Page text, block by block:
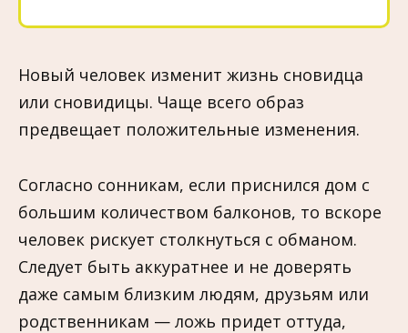
Новый человек изменит жизнь сновидца
или сновидицы. Чаще всего образ
предвещает положительные изменения.
Согласно сонникам, если приснился дом с
большим количеством балконов, то вскоре
человек рискует столкнуться с обманом.
Следует быть аккуратнее и не доверять
даже самым близким людям, друзьям или
родственникам — ложь придет оттуда,